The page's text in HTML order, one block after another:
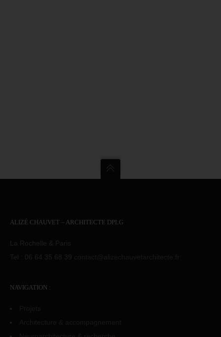
ALIZÉ CHAUVET – ARCHITECTE DPLG
La Rochelle & Paris
Tel : 06 64 35 68 39
NAVIGATION :